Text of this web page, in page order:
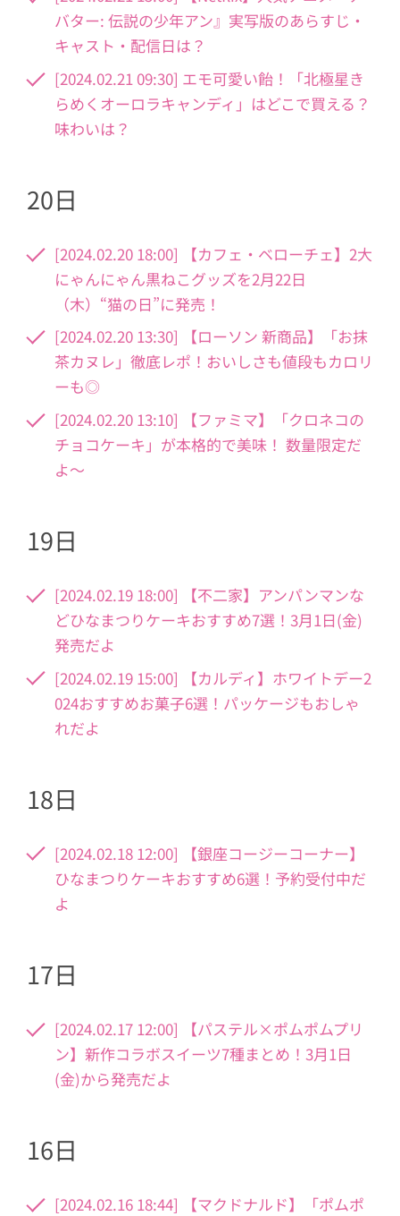
バター: 伝説の少年アン』実写版のあらすじ・
キャスト・配信日は？
[2024.02.21 09:30] エモ可愛い飴！「北極星き
らめくオーロラキャンディ」はどこで買える？
味わいは？
20日
[2024.02.20 18:00] 【カフェ・ベローチェ】2大
にゃんにゃん黒ねこグッズを2月22日
（木）“猫の日”に発売！
[2024.02.20 13:30] 【ローソン 新商品】「お抹
茶カヌレ」徹底レポ！おいしさも値段もカロリ
ーも◎
[2024.02.20 13:10] 【ファミマ】「クロネコの
チョコケーキ」が本格的で美味！ 数量限定だ
よ〜
19日
[2024.02.19 18:00] 【不二家】アンパンマンな
どひなまつりケーキおすすめ7選！3月1日(金)
発売だよ
[2024.02.19 15:00] 【カルディ】ホワイトデー2
024おすすめお菓子6選！パッケージもおしゃ
れだよ
18日
[2024.02.18 12:00] 【銀座コージーコーナー】
ひなまつりケーキおすすめ6選！予約受付中だ
よ
17日
[2024.02.17 12:00] 【パステル×ポムポムプリ
ン】新作コラボスイーツ7種まとめ！3月1日
(金)から発売だよ
16日
[2024.02.16 18:44] 【マクドナルド】「ポムポ